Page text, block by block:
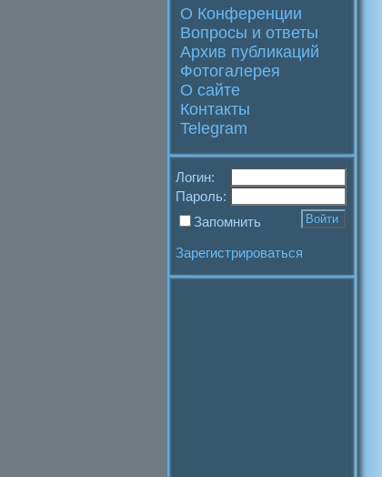
О Конференции
Вопросы и ответы
Архив публикаций
Фотогалерея
О сайте
Контакты
Telegram
Логин:
Пароль:
Запомнить
Зарегистрироваться